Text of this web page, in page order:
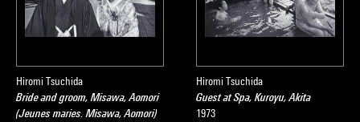
Hiromi Tsuchida
Bride and groom, Misawa, Aomori
(Jeunes maries. Misawa, Aomori)
Hiromi Tsuchida
Guest at Spa, Kuroyu, Akita
1973